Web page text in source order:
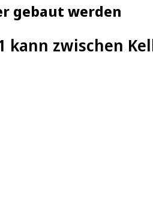
gebaut werden
kann zwischen